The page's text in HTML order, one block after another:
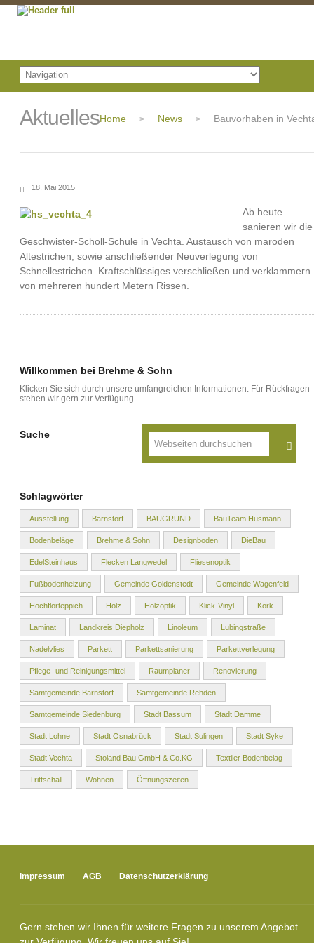
AktuellesHome > News > Bauvorhaben in
18. Mai 2015
Ab heute
sanieren wir die
Geschwister-Scholl-Schule in Vechta. Austausch von maroden
Altestrichen, sowie anschließender Neuverlegung von
Schnellestrichen. Kraftschlüssiges verschließen und verklammern
von mehreren hundert Metern Rissen.
Willkommen bei Brehme & Sohn
Klicken Sie sich durch unsere umfangreichen Informationen. Für Rückfragen
stehen wir gern zur Verfügung.
Suche
Schlagwörter
Ausstellung Barnstorf BAUGRUND BauTeam Husmann
Bodenbeläge Brehme & Sohn Designboden DieBau
EdelSteinhaus Flecken Langwedel Fliesenoptik
Fußbodenheizung Gemeinde Goldenstedt Gemeinde Wagenfeld
Hochflorteppich Holz Holzoptik Klick-Vinyl Kork
Laminat Landkreis Diepholz Linoleum Lubingstraße
Nadelvlies Parkett Parkettsanierung Parkettverlegung
Pflege- und Reinigungsmittel Raumplaner Renovierung
Samtgemeinde Barnstorf Samtgemeinde Rehden
Samtgemeinde Siedenburg Stadt Bassum Stadt Damme
Stadt Lohne Stadt Osnabrück Stadt Sulingen Stadt Syke
Stadt Vechta Stoland Bau GmbH & Co.KG Textiler Bodenbelag
Trittschall Wohnen Öffnungszeiten
Impressum AGB Datenschutzerklärung
Gern stehen wir Ihnen für weitere Fragen zu unserem Angebot